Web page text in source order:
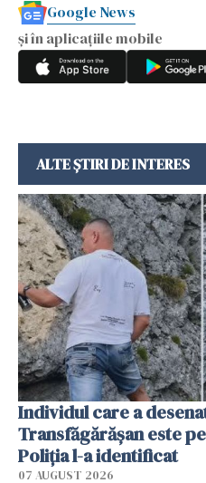
Google News
și în aplicațiile mobile
ALTE ȘTIRI DE INTERES
Individul care a
Transfăgărășan este
Poliția l-a identificat
07 AUGUST 2026